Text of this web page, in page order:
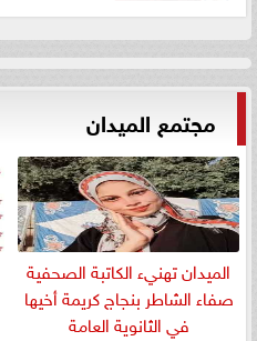
مجتمع الميدان
الميدان تهنيء الكاتبة الصحفية
صفاء الشاطر بنجاج كريمة أخيها
في الثانوية العامة